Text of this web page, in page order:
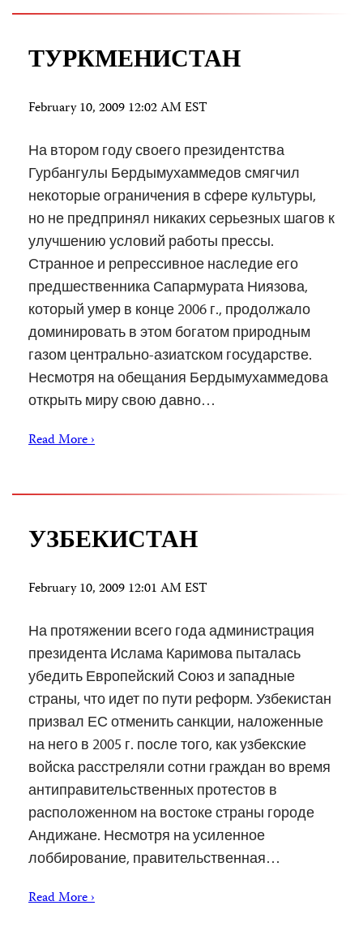
ТУРКМЕНИСТАН
February 10, 2009 12:02 AM EST
На втором году своего президентства
Гурбангулы Бердымухаммедов смягчил
некоторые ограничения в сфере культуры,
но не предпринял никаких серьезных шагов к
улучшению условий работы прессы.
Странное и репрессивное наследие его
предшественника Сапармурата Ниязова,
который умер в конце 2006 г., продолжало
доминировать в этом богатом природным
газом центрально-азиатском государстве.
Несмотря на обещания Бердымухаммедова
открыть миру свою давно…
Read More ›
УЗБЕКИСТАН
February 10, 2009 12:01 AM EST
На протяжении всего года администрация
президента Ислама Каримова пыталась
убедить Европейский Союз и западные
страны, что идет по пути реформ. Узбекистан
призвал ЕС отменить санкции, наложенные
на него в 2005 г. после того, как узбекские
войска расстреляли сотни граждан во время
антиправительственных протестов в
расположенном на востоке страны городе
Андижане. Несмотря на усиленное
лоббирование, правительственная…
Read More ›